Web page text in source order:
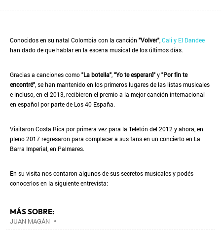
Conocidos en su natal Colombia con la canción "Volver" Cali y El Dandee
han dado de que hablar en la escena musical de los últimos días.
Gracias a canciones como"La botella" "Yo te esperaré"y"Por fin te
encontré" , se han mantenido en los primeros lugares de las listas musicales
e incluso, en el 2013, recibieron el premio a la mejor canción internacional
en español por parte de Los 40 España.
Visitaron Costa Rica por primera vez para la Teletón del 2012 y ahora, en
pleno 2017 regresaron para complacer a sus fans en un concierto en La
Barra Imperial, en Palmares.
En su visita nos contaron algunos de sus secretos musicales y podés
conocerlos en la siguiente entrevista:
MÁS SOBRE:
JUAN MAGÁN •